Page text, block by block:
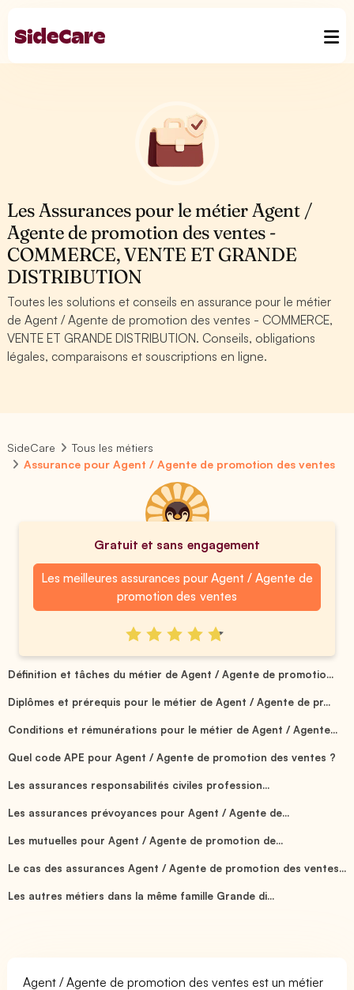
Les Assurances pour le métier Agent /
Agente de promotion des ventes -
COMMERCE, VENTE ET GRANDE
DISTRIBUTION
Toutes les solutions et conseils en assurance pour le métier
de Agent / Agente de promotion des ventes - COMMERCE,
VENTE ET GRANDE DISTRIBUTION. Conseils, obligations
légales, comparaisons et souscriptions en ligne.
SideCare
Tous les métiers
Assurance pour Agent / Agente de promotion des ventes
Gratuit et sans engagement
Les meilleures assurances pour Agent / Agente de
promotion des ventes
Définition et tâches du métier de Agent / Agente de promotio...
Diplômes et prérequis pour le métier de Agent / Agente de pr...
Conditions et rémunérations pour le métier de Agent / Agente...
Quel code APE pour Agent / Agente de promotion des ventes ?
Les assurances responsabilités civiles profession...
Les assurances prévoyances pour Agent / Agente de...
Les mutuelles pour Agent / Agente de promotion de...
Le cas des assurances Agent / Agente de promotion des ventes...
Les autres métiers dans la même famille Grande di...
Agent / Agente de promotion des ventes est un métier